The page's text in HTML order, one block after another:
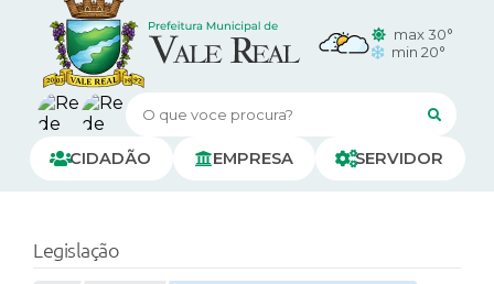
O que voce procura?
CIDADÃO EMPRESA SERVIDOR
max 30°
min 20°
Legislação